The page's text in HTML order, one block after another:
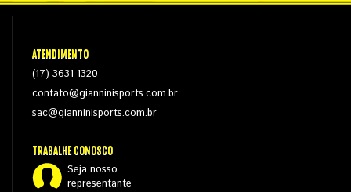
ATENDIMENTO
(17) 3631-1320
contato@gianninisports.com.br
sac@gianninisports.com.br
TRABALHE CONOSCO
Seja nosso
representante